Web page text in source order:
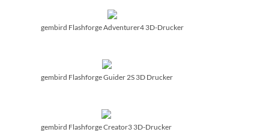
gembird Flashforge Adventurer4 3D-Drucker
gembird Flashforge Guider 2S 3D Drucker
gembird Flashforge Creator3 3D-Drucker